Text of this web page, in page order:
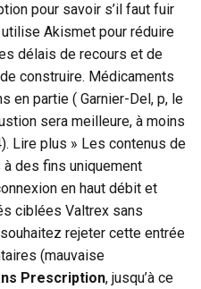
pour savoir s’il faut fuir
Akismet pour réduire
délais de recours et de
construire. Médicaments
en partie ( Garnier-Del, p, le
sera meilleure, à moins
Lire plus » Les contenus de
des fins uniquement
en haut débit et
ciblées Valtrex sans
rejeter cette entrée
(mauvaise
Prescription, jusqu’à ce